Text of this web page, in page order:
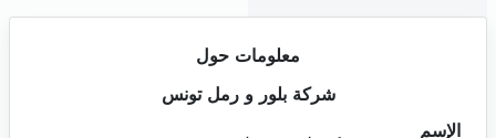
معلومات حول
شركة بلور و رمل تونس
الإسم